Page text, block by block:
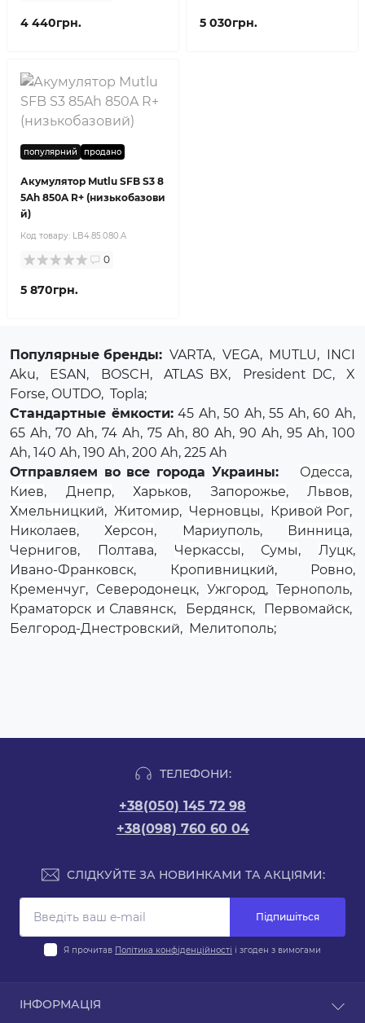
4 440грн. 5 030грн.
популярний продано
Акумулятор Mutlu SFB S3 8
5Ah 850A R+ (низькобазови
й)
Код товару: LB4.85.080.A
0
5 870грн.
Популярные бренды: VARTA, VEGA, MUTLU, INCI
Aku, ESAN, BOSCH,ATLAS BX, President DC,X
Forse, OUTDO, Topla;
Стандартные ёмкости:45 Ah, 50 Ah, 55 Ah, 60 Ah,
65 Ah, 70 Ah, 74 Ah, 75 Ah, 80 Ah, 90 Ah, 95 Ah, 100
Ah, 140 Ah, 190 Ah, 200 Ah, 225 Ah
Отправляем во все города Украины:
Одесса,
Киев, Днепр, Харьков, Запорожье, Львов,
Хмельницкий, Житомир, Черновцы, Кривой Рог,
Николаев,Херсон, Мариуполь, Винница,
Чернигов, Полтава, Черкассы, Сумы, Луцк,
Ивано-Франковск, Кропивницкий, Ровно,
Кременчуг, Северодонецк, Ужгород, Тернополь,
Краматорск и Славянск, Бердянск, Первомайск,
Белгород-Днестровский, Мелитополь;
ТЕЛЕФОНИ:
+38(050) 145 72 98
+38(098) 760 60 04
СЛІДКУЙТЕ ЗА НОВИНКАМИ ТА АКЦІЯМИ:
Підпишіться
Я прочитав Політика конфіденційності і згоден з вимогами
ІНФОРМАЦІЯ